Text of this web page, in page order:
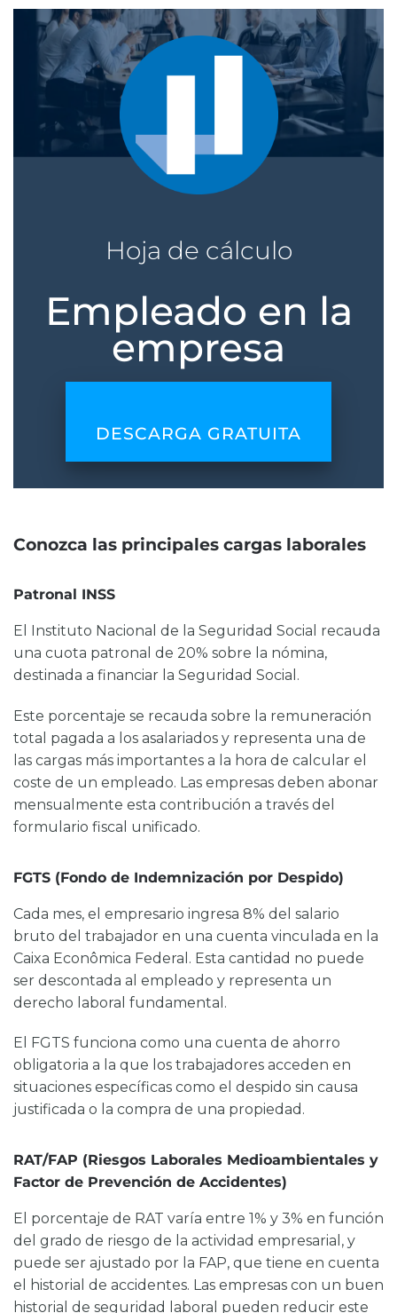
Hoja de cálculo
Empleado en la
empresa
DESCARGA GRATUITA
Conozca las principales cargas laborales
Patronal INSS
El Instituto Nacional de la Seguridad Social recauda
una cuota patronal de 20% sobre la nómina,
destinada a financiar la Seguridad Social.
Este porcentaje se recauda sobre la remuneración
total pagada a los asalariados y representa una de
las cargas más importantes a la hora de calcular el
coste de un empleado. Las empresas deben abonar
mensualmente esta contribución a través del
formulario fiscal unificado.
FGTS (Fondo de Indemnización por Despido)
Cada mes, el empresario ingresa 8% del salario
bruto del trabajador en una cuenta vinculada en la
Caixa Econômica Federal. Esta cantidad no puede
ser descontada al empleado y representa un
derecho laboral fundamental.
El FGTS funciona como una cuenta de ahorro
obligatoria a la que los trabajadores acceden en
situaciones específicas como el despido sin causa
justificada o la compra de una propiedad.
RAT/FAP (Riesgos Laborales Medioambientales y
Factor de Prevención de Accidentes)
El porcentaje de RAT varía entre 1% y 3% en función
del grado de riesgo de la actividad empresarial, y
puede ser ajustado por la FAP, que tiene en cuenta
el historial de accidentes. Las empresas con un buen
historial de seguridad laboral pueden reducir este